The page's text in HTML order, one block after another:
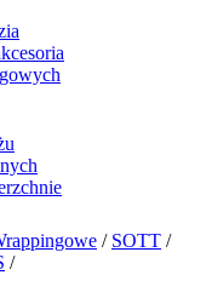
/ SOTT /
/